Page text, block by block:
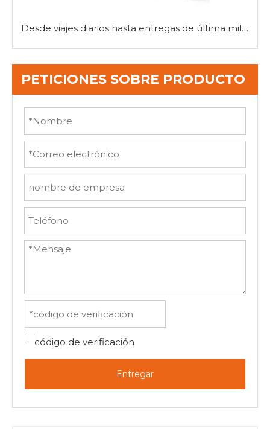
Desde viajes diarios hasta entregas de última milla: la versatilidad de los mini autos de triciclo
PETICIONES SOBRE PRODUCTO
Entregar